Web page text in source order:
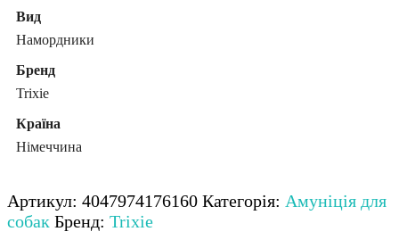
Вид
Намордники
Бренд
Trixie
Країна
Німеччина
Артикул: 4047974176160 Категорія: Амуніція для
собак Бренд: Trixie